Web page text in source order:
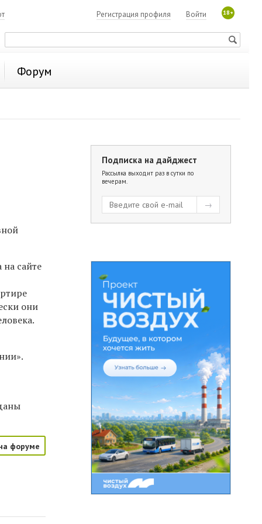
18+
Войти
Регистрация профиля
Форум
сайте
они
форуме
Подписка на дайджест
Рассылка выходит раз в сутки по
вечерам.